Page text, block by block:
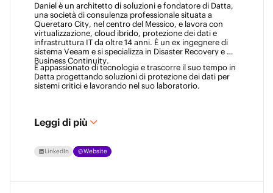
Daniel è un architetto di soluzioni e fondatore di Datta,
una società di consulenza professionale situata a
Queretaro City, nel centro del Messico, e lavora con
virtualizzazione, cloud ibrido, protezione dei dati e
infrastruttura IT da oltre 14 anni. È un ex ingegnere di
sistema Veeam e si specializza in Disaster Recovery e
Business Continuity.
È appassionato di tecnologia e trascorre il suo tempo in
Datta progettando soluzioni di protezione dei dati per
sistemi critici e lavorando nel suo laboratorio.
Leggi di più
LinkedIn Website